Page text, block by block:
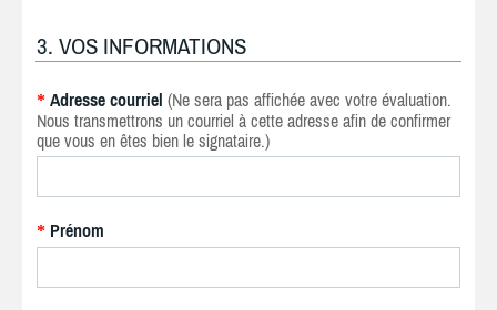
3. VOS INFORMATIONS
* Adresse courriel (Ne sera pas affichée avec votre évaluation.
Nous transmettrons un courriel à cette adresse afin de confirmer
que vous en êtes bien le signataire.)
* Prénom